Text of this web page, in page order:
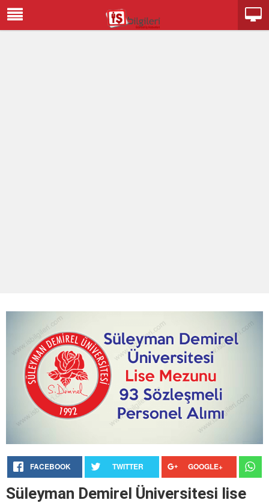
FACEBOOK TWITTER GOOGLE+
Süleyman Demirel Üniversitesi lise